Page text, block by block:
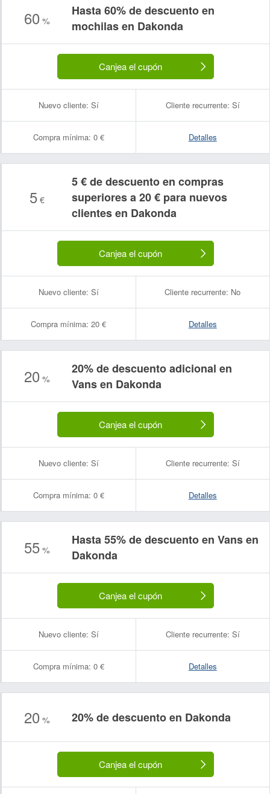
60 %
Hasta 60% de descuento en
mochilas en Dakonda
Canjea el cupón
Nuevo cliente: Sí Cliente recurrente: Sí
Compra mínima: 0 € Detalles
5 €
5 € de descuento en compras
superiores a 20 € para nuevos
clientes en Dakonda
Canjea el cupón
Nuevo cliente: Sí Cliente recurrente: No
Compra mínima: 20 € Detalles
20 %
20% de descuento adicional en
Vans en Dakonda
Canjea el cupón
Nuevo cliente: Sí Cliente recurrente: Sí
Compra mínima: 0 € Detalles
55 %
Hasta 55% de descuento en Vans en
Dakonda
Canjea el cupón
Nuevo cliente: Sí Cliente recurrente: Sí
Compra mínima: 0 € Detalles
20 % 20% de descuento en Dakonda
Canjea el cupón
Correo electrónico: